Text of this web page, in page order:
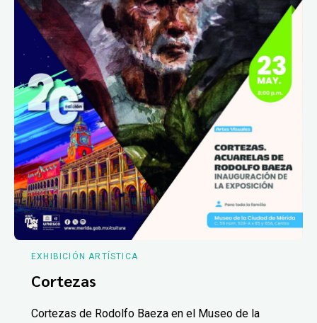
EXHIBICIÓN ARTÍSTICA
Cortezas
Cortezas de Rodolfo Baeza en el Museo de la